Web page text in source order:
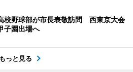
校野球部が市長表敬訪問 西東京大会
子園出場へ
もっと見る